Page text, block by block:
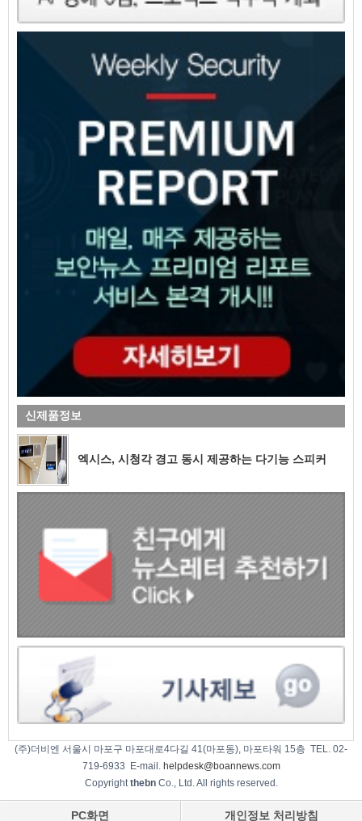
신제품정보
엑시스, 시청각 경고 동시 제공하는 다기능 스피커
(주)더비엔 서울시 마포구 마포대로4다길 41(마포동), 마포타워 15층 TEL. 02-
719-6933 E-mail. helpdesk@boannews.com
CopyrightthebnCo., Ltd. All rights reserved.
PC화면 개인정보 처리방침